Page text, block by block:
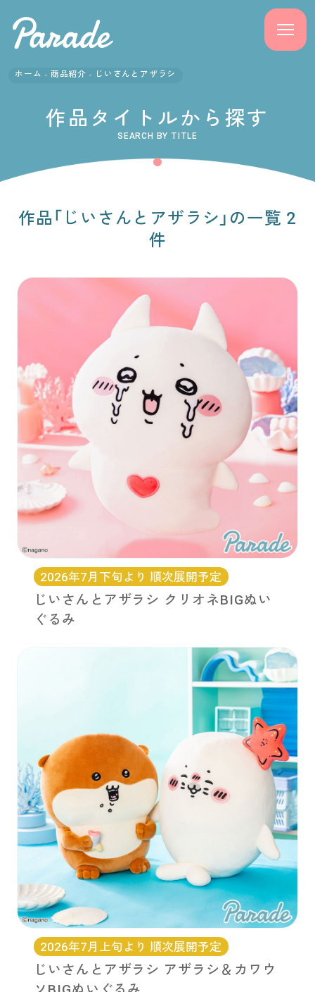
ニュース
よくある質問
お問い合わせ
PRIZE 公式 X
PRIZE 公式 Instagram
CAPSULE TOY 公式 Instagram
プライバシーポリシー
ホーム 商品紹介 じいさんとアザラシ
作品タイトルから探す
SEARCH BY TITLE
作品「じいさんとアザラシ」の一覧 2
件
2026年7月下旬より 順次展開予定
じいさんとアザラシ クリオネBIGぬい
ぐるみ
2026年7月上旬より 順次展開予定
じいさんとアザラシ アザラシ＆カワウ